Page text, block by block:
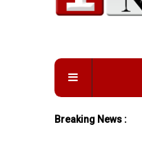
Breaking News :